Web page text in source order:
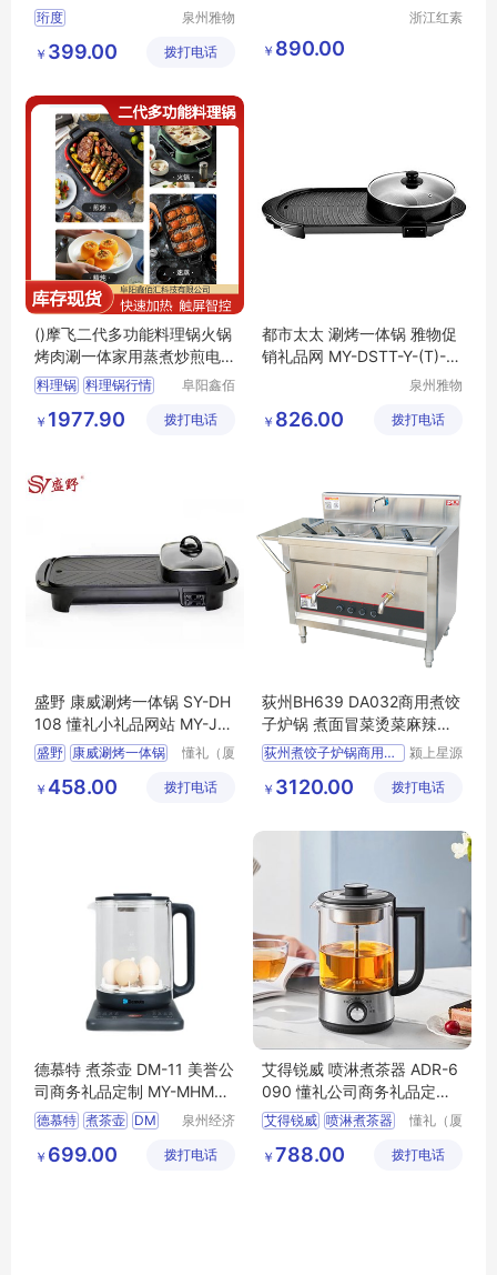
KJ-(T)-36
珩度
HD SK9 礼品网站
泉州雅物
公司
￥ 399.00 拨打电话
浙江红素
￥ 890.00
()摩飞二代多功能料理锅火锅
烤肉涮一体家用蒸煮炒煎电
烤锅M2
料理锅 料理锅行情
电烤锅厂家直销
阜阳鑫佰
限公司
￥ 1977.90 拨打电话
都市太太 涮烤一体锅 雅物促
销礼品网 MY-DSTT-Y-(T)-7
泉州雅物
公司
￥ 826.00 拨打电话
盛野 康威涮烤一体锅 SY-DH
108 懂礼小礼品网站 MY-JM
N-(T)-82
盛野 康威涮烤一体锅
小礼品网站 MY
JMN
懂礼（厦
链有限公
￥ 458.00 拨打电话
荻州BH639 DA032商用煮饺
子炉锅 煮面冒菜烫菜麻辣烫
多功能锅炉
荻州煮饺子炉锅商用下煮
颍上星源
有限公司
￥ 3120.00 拨打电话
德慕特 煮茶壶 DM-11 美誉公
司商务礼品定制 MY-MHMY-
(T)-26
德慕特 煮茶壶 DM
MY MHMY
泉州经济
区美誉商
￥ 699.00 拨打电话
艾得锐威 喷淋煮茶器 ADR-6
090 懂礼公司商务礼品定制
MY-LXH-(T)-12
艾得锐威 喷淋煮茶器
公司商务礼品定制
MY
懂礼（厦
链有限公
￥ 788.00 拨打电话